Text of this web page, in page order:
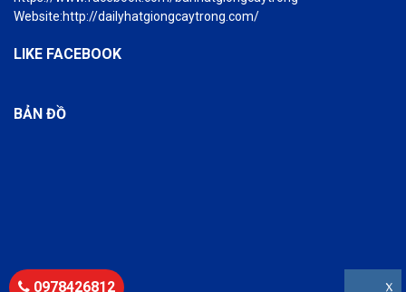
Website:http://dailyhatgiongcaytrong.com/
LIKE FACEBOOK
BẢN ĐỒ
0978426812